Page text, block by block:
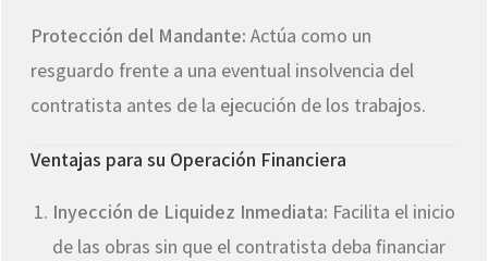
Protección del Mandante: Actúa como un
resguardo frente a una eventual insolvencia del
contratista antes de la ejecución de los trabajos.
Ventajas para su Operación Financiera
Inyección de Liquidez Inmediata: Facilita el inicio
de las obras sin que el contratista deba financiar